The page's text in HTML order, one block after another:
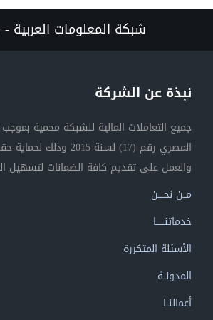
شبكة المعلومات العربية
نبذة عن الشركة
جميع التعاملات المالية للشبكة محمية بموجب
المصري رقم (17) لسنة
والعمل على تقديم كافة الضمانات لتسهيل
مــن نحــــن
خدماتنــــــا
الأسئلة المتكررة
المدونــة
أعمالنــا